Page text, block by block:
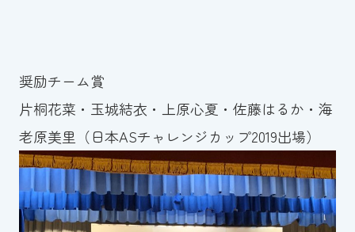
奨励チーム賞
片桐花菜・玉城結衣・上原心夏・佐藤はるか・海
老原美里（日本ASチャレンジカップ2019出場）